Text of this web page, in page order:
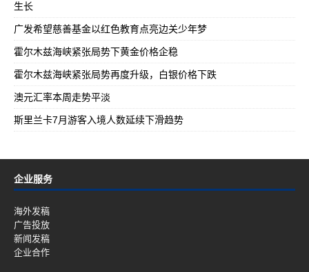
生长
广发希望慈善基金以红色教育点亮边关少年梦
霍尔木兹海峡紧张局势下黄金价格企稳
霍尔木兹海峡紧张局势再度升级，白银价格下跌
澳元汇率本周走势平淡
斯里兰卡7月游客入境人数延续下滑趋势
企业服务
海外发稿
广告投放
新闻发稿
企业合作